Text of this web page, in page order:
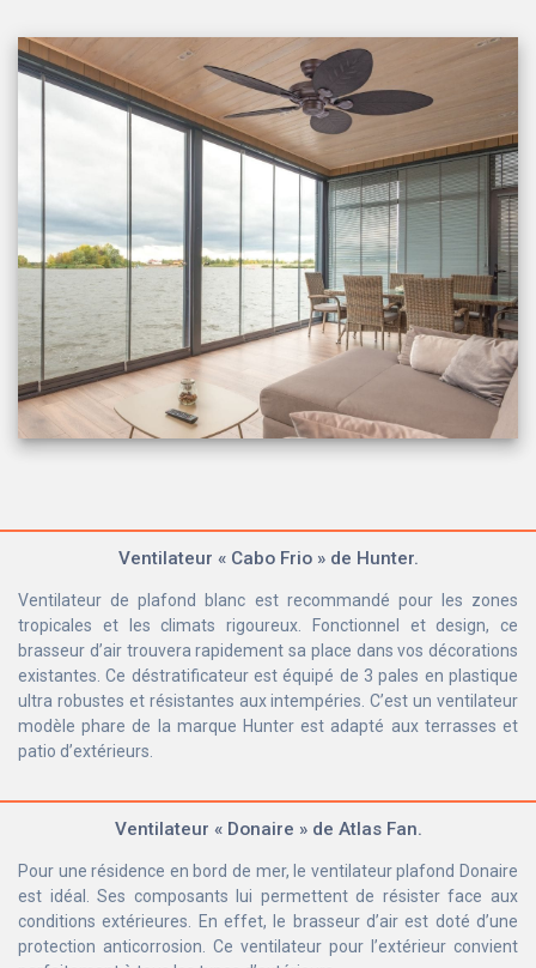
Ventilateur « Cabo Frio » de Hunter.
Ventilateur de plafond blanc est recommandé pour les zones
tropicales et les climats rigoureux. Fonctionnel et design, ce
brasseur d’air trouvera rapidement sa place dans vos décorations
existantes. Ce déstratificateur est équipé de 3 pales en plastique
ultra robustes et résistantes aux intempéries. C’est un ventilateur
modèle phare de la marque Hunter est adapté aux terrasses et
patio d’extérieurs.
Ventilateur « Donaire » de Atlas Fan.
Pour une résidence en bord de mer, le ventilateur plafond Donaire
est idéal. Ses composants lui permettent de résister face aux
conditions extérieures. En effet, le brasseur d’air est doté d’une
protection anticorrosion. Ce ventilateur pour l’extérieur convient